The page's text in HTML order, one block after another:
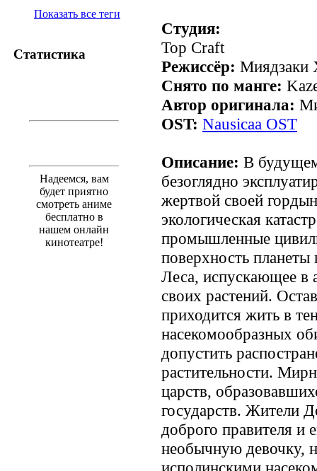
Показать все теги
Статистика
Надеемся, вам
будет приятно
смотреть аниме
бесплатно в
нашем онлайн
кинотеатре!
Студия:
Top Craft
Режиссёр: Миядзаки
Снято по манге:
Автор оригинала:
OST: Nausicaa OST
Описание: В
безоглядно
жертвой своей
экологическая
промышленные
поверхность планеты
Леса, испускающее в
своих растений.
приходится жить в
насекомообразных
допустить
растительности.
царств,
государств. Жители
доброго правителя и
необычную девочку,
исполинскими